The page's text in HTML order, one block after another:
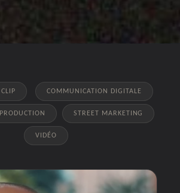
CLIP COMMUNICATION DIGITALE
PRODUCTION STREET MARKETING
VIDÉO